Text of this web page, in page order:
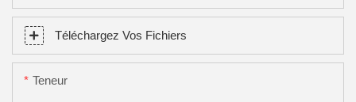
Téléchargez Vos Fichiers
Teneur